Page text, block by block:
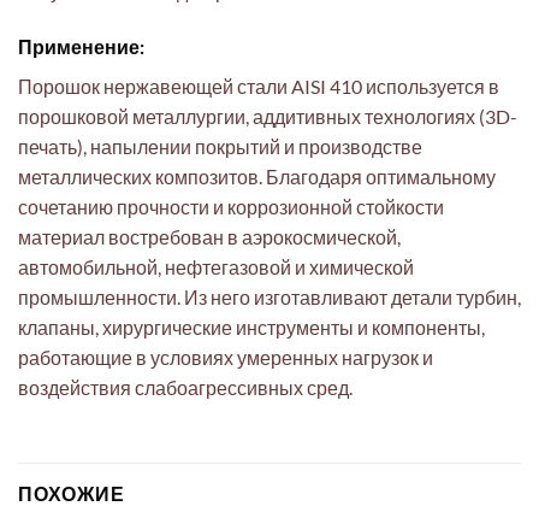
Применение:
Порошок нержавеющей стали AISI 410 используется в
порошковой металлургии, аддитивных технологиях (3D-
печать), напылении покрытий и производстве
металлических композитов. Благодаря оптимальному
сочетанию прочности и коррозионной стойкости
материал востребован в аэрокосмической,
автомобильной, нефтегазовой и химической
промышленности. Из него изготавливают детали турбин,
клапаны, хирургические инструменты и компоненты,
работающие в условиях умеренных нагрузок и
воздействия слабоагрессивных сред.
ПОХОЖИЕ